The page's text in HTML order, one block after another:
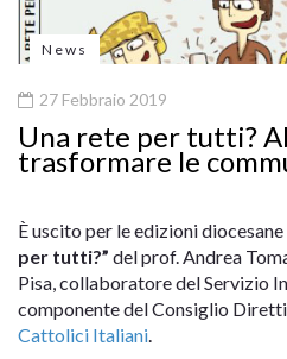
News
27 Febbraio 2019
Una rete per tutti?
trasformare le
È uscito per le edizioni
per tutti?” del prof. Andrea
Pisa, collaboratore del Servizio
componente del Consiglio
Cattolici Italiani.